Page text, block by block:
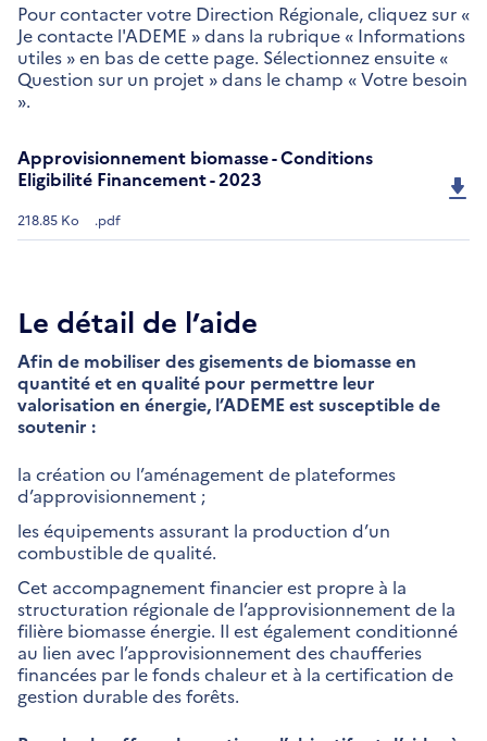
Pour contacter votre Direction Régionale, cliquez sur «
Je contacte l'ADEME » dans la rubrique « Informations
utiles » en bas de cette page. Sélectionnez ensuite «
Question sur un projet » dans le champ « Votre besoin
».
Approvisionnement biomasse - Conditions
Eligibilité Financement - 2023
218.85 Ko .pdf
Le détail de l’aide
Afin de mobiliser des gisements de biomasse en
quantité et en qualité pour permettre leur
valorisation en énergie, l’ADEME est susceptible de
soutenir :
la création ou l’aménagement de plateformes
d’approvisionnement ;
les équipements assurant la production d’un
combustible de qualité.
Cet accompagnement financier est propre à la
structuration régionale de l’approvisionnement de la
filière biomasse énergie. Il est également conditionné
au lien avec l’approvisionnement des chaufferies
financées par le fonds chaleur et à la certification de
gestion durable des forêts.